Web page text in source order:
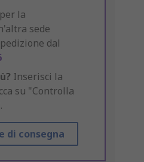
la
sede
dal
Inserisci la
su "Controlla
di consegna